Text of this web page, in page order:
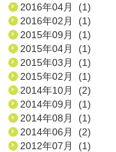
2016年04月 (1)
2016年02月 (1)
2015年09月 (1)
2015年04月 (1)
2015年03月 (1)
2015年02月 (1)
2014年10月 (2)
2014年09月 (1)
2014年08月 (1)
2014年06月 (2)
2012年07月 (1)